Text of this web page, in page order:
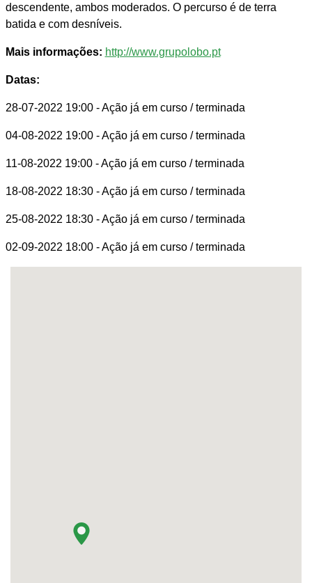
descendente, ambos moderados. O percurso é de terra
batida e com desníveis.
Mais informações: http://www.grupolobo.pt
Datas:
28-07-2022 19:00 - Ação já em curso / terminada
04-08-2022 19:00 - Ação já em curso / terminada
11-08-2022 19:00 - Ação já em curso / terminada
18-08-2022 18:30 - Ação já em curso / terminada
25-08-2022 18:30 - Ação já em curso / terminada
02-09-2022 18:00 - Ação já em curso / terminada